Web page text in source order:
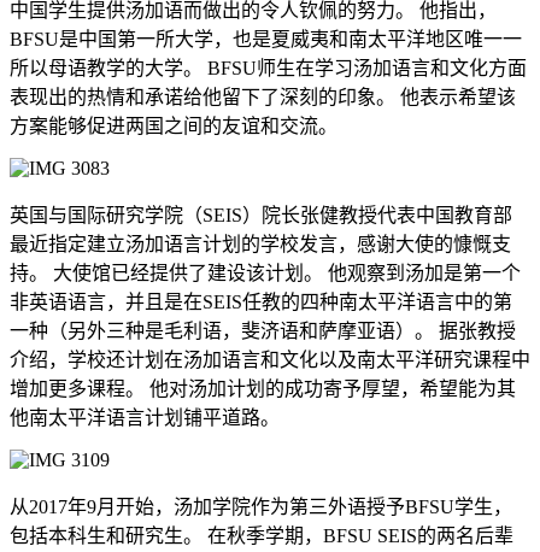
中国学生提供汤加语而做出的令人钦佩的努力。
他指出，
BFSU是中国第一所大学，也是夏威夷和南太平洋地区唯一一
所以母语教学的大学。 BFSU师生在学习汤加语言和文化方面
表现出的热情和承诺给他留下了深刻的印象。 他表示希望该
方案能够促进两国之间的友谊和交流。
英国与国际研究学院（SEIS）院长张健教授代表中国教育部
最近指定建立汤加语言计划的学校发言，感谢大使的慷慨支
持。
大使馆已经提供了建设该计划。 他观察到汤加是第一个
非英语语言，并且是在SEIS任教的四种南太平洋语言中的第
一种（另外三种是毛利语，斐济语和萨摩亚语）。 据张教授
介绍，学校还计划在汤加语言和文化以及南太平洋研究课程中
增加更多课程。 他对汤加计划的成功寄予厚望，希望能为其
他南太平洋语言计划铺平道路。
从2017年9月开始，汤加学院作为第三外语授予BFSU学生，
包括本科生和研究生。
在秋季学期，BFSU SEIS的两名后辈